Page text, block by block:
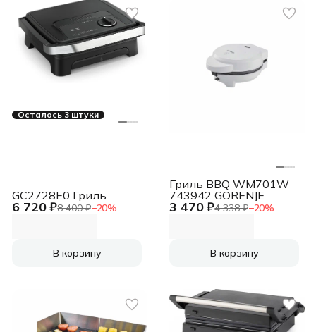
Осталось 3 штуки
6 720 ₽8 400 ₽−20%
GC2728E0 Гриль
В корзину
3 470 ₽4 338 ₽−20%
Гриль BBQ WM701W
743942 GORENJE
В корзину